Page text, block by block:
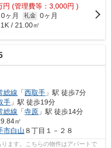
円 (管理費等：3,000円 )
0ヶ月 礼金 0ヶ月
/ 21.00㎡
総線 「西取手 」駅 徒歩7分
手 」駅 徒歩19分
総線 「寺原 」駅 徒歩14分
㎡
市白山 ８丁目１－２８
ます。こちらの物件はアパートで